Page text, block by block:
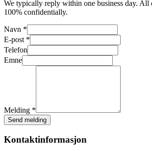
We typically reply within one business day. All
100% confidentially.
Navn *
E-post *
Telefon
Emne
Melding *
Send melding
Kontaktinformasjon